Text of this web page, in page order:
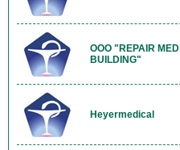
OOO "REPAIR MED
BUILDING"
Heyermedical